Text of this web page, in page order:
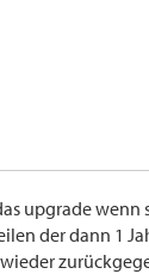
upgrade wenn
der dann 1